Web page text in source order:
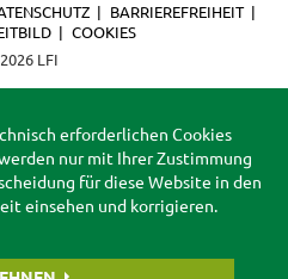
LFI
BARRIEREFREIHEIT
COOKIES
erforderlichen Cookies
nur mit Ihrer Zustimmung
für diese Website in den
einsehen und korrigieren.